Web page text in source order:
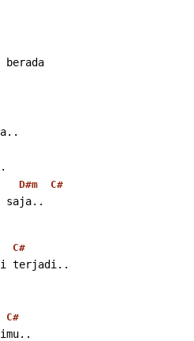
berada
D#m C#
saja..
C#
terjadi..
C#